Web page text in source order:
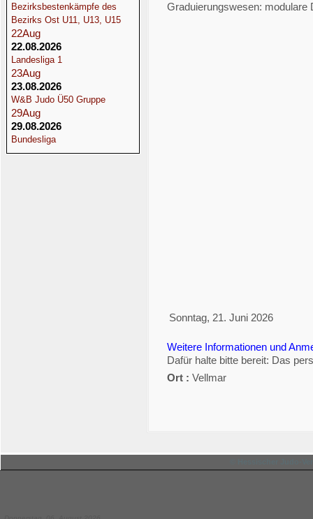
Bezirksbestenkämpfe des
Bezirks Ost U11, U13, U15
22Aug
22.08.2026
Landesliga 1
23Aug
23.08.2026
W&B Judo Ü50 Gruppe
29Aug
29.08.2026
Bundesliga
Graduierungswesen: modulare
Sonntag, 21. Juni 2026
Weitere Informationen und
Dafür halte bitte bereit: Das
Ort :Vellmar